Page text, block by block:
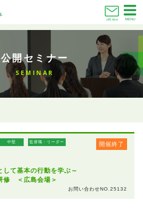
お問い合わせ MENU
公開セミナー
SEMINAR
開催終了
中堅 監督職・リーダー
して基本の行動を学ぶ～
修 ＜広島会場＞
お問い合わせNO.25132